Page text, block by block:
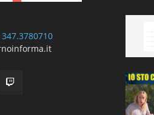
347.3780710